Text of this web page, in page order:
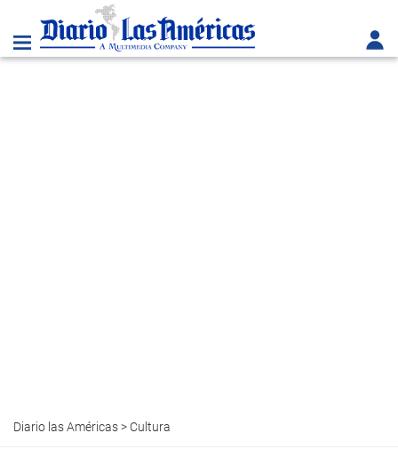
Diario las Américas> Cultura